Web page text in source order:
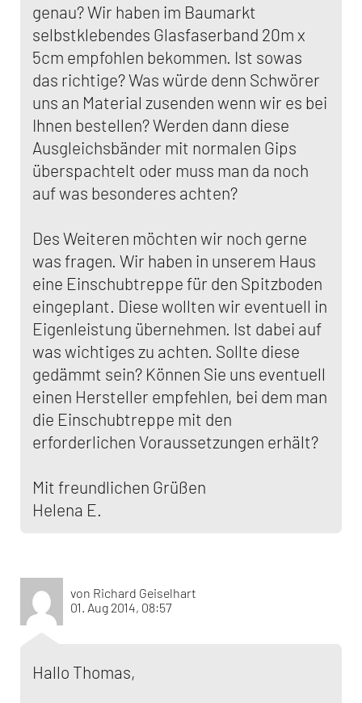
genau? Wir haben im Baumarkt
selbstklebendes Glasfaserband 20m x
5cm empfohlen bekommen. Ist sowas
das richtige? Was würde denn Schwörer
uns an Material zusenden wenn wir es bei
Ihnen bestellen? Werden dann diese
Ausgleichsbänder mit normalen Gips
überspachtelt oder muss man da noch
auf was besonderes achten?
Des Weiteren möchten wir noch gerne
was fragen. Wir haben in unserem Haus
eine Einschubtreppe für den Spitzboden
eingeplant. Diese wollten wir eventuell in
Eigenleistung übernehmen. Ist dabei auf
was wichtiges zu achten. Sollte diese
gedämmt sein? Können Sie uns eventuell
einen Hersteller empfehlen, bei dem man
die Einschubtreppe mit den
erforderlichen Voraussetzungen erhält?
Mit freundlichen Grüßen
Helena E.
von Richard Geiselhart
01. Aug 2014, 08:57
Hallo Thomas,